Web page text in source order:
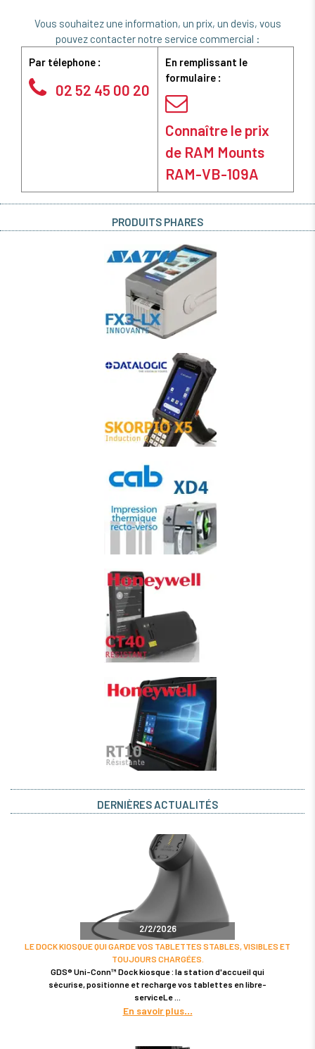
Vous souhaitez une information, un prix, un devis, vous
pouvez contacter notre service commercial :
Par télephone :
02 52 45 00 20
En remplissant le
formulaire :
Connaître le prix
de RAM Mounts
RAM-VB-109A
PRODUITS PHARES
DERNIÈRES ACTUALITÉS
2/2/2026
LE DOCK KIOSQUE QUI GARDE VOS TABLETTES STABLES, VISIBLES ET
TOUJOURS CHARGÉES.
GDS® Uni-Conn™ Dock kiosque : la station d'accueil qui
sécurise, positionne et recharge vos tablettes en libre-
serviceLe
En savoir plus